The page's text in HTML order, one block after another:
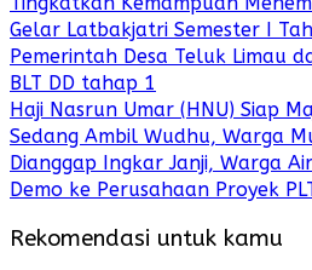
Gelar Latbakjatri Semester I
Pemerintah Desa Teluk Limau
BLT DD tahap 1
Haji Nasrun Umar (HNU) Siap
Sedang Ambil Wudhu, Warga
Dianggap Ingkar Janji, Warga
Demo ke Perusahaan Proyek
Rekomendasi untuk kamu